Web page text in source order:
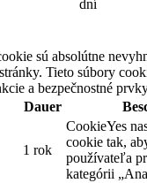
dní
sú absolútne
Tieto súbory
a bezpečnostné
Dauer
1 rok
CookieYes
cookie tak,
používateľa
kategórii